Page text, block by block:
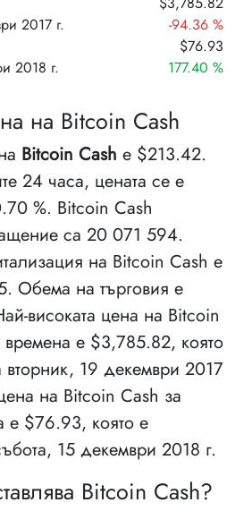
2017 г.
-94.36 %
2018 г.
$76.93
177.40 %
на Bitcoin Cash
Bitcoin Cash е $213.42.
24 часа, цената се е
%. Bitcoin Cash
са 20 071 594.
на Bitcoin Cash e
Обема на търговия е
високата цена на Bitcoin
времена е $3,785.82, която
вторник, 19 декември 2017
на Bitcoin Cash за
е $76.93, която е
15 декември 2018 г.
Bitcoin Cash?